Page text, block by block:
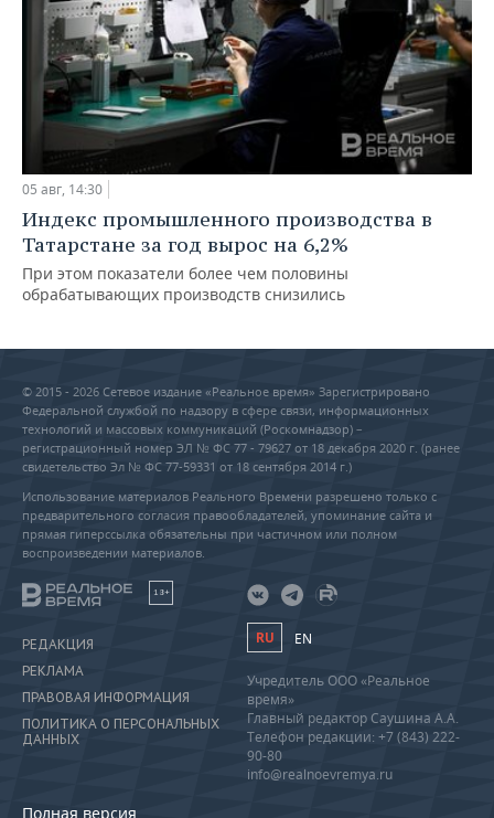
05 авг, 14:30
Индекс промышленного производства в
Татарстане за год вырос на 6,2%
При этом показатели более чем половины
обрабатывающих производств снизились
© 2015 - 2026 Сетевое издание «Реальное время» Зарегистрировано
Федеральной службой по надзору в сфере связи, информационных
технологий и массовых коммуникаций (Роскомнадзор) –
регистрационный номер ЭЛ № ФС 77 - 79627 от 18 декабря 2020 г. (ранее
свидетельство Эл № ФС 77-59331 от 18 сентября 2014 г.)
Использование материалов Реального Времени разрешено только с
предварительного согласия правообладателей, упоминание сайта и
прямая гиперссылка обязательны при частичном или полном
воспроизведении материалов.
18+
РЕДАКЦИЯ
РЕКЛАМА
ПРАВОВАЯ ИНФОРМАЦИЯ
ПОЛИТИКА О ПЕРСОНАЛЬНЫХ
ДАННЫХ
Полная версия
RU EN
Учредитель ООО «Реальное
время»
Главный редактор Саушина А.А.
Телефон редакции: +7 (843) 222-
90-80
info@realnoevremya.ru